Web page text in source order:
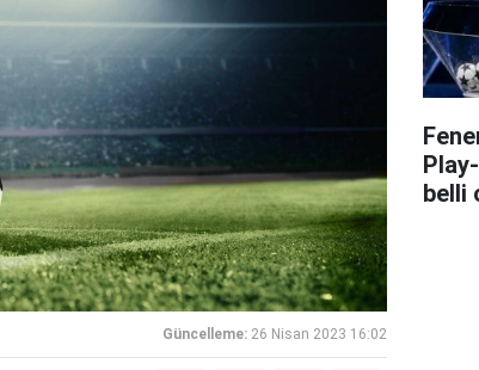
Güncelleme: 26 Nisan 2023 16:02
belli